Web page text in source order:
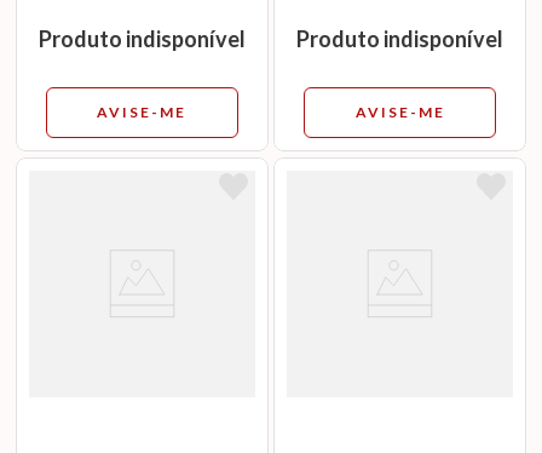
Produto indisponível
AVISE-ME
Produto indisponível
AVISE-ME